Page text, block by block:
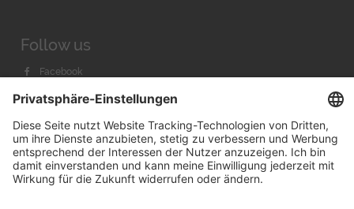
Follow us
Facebook
Youtube